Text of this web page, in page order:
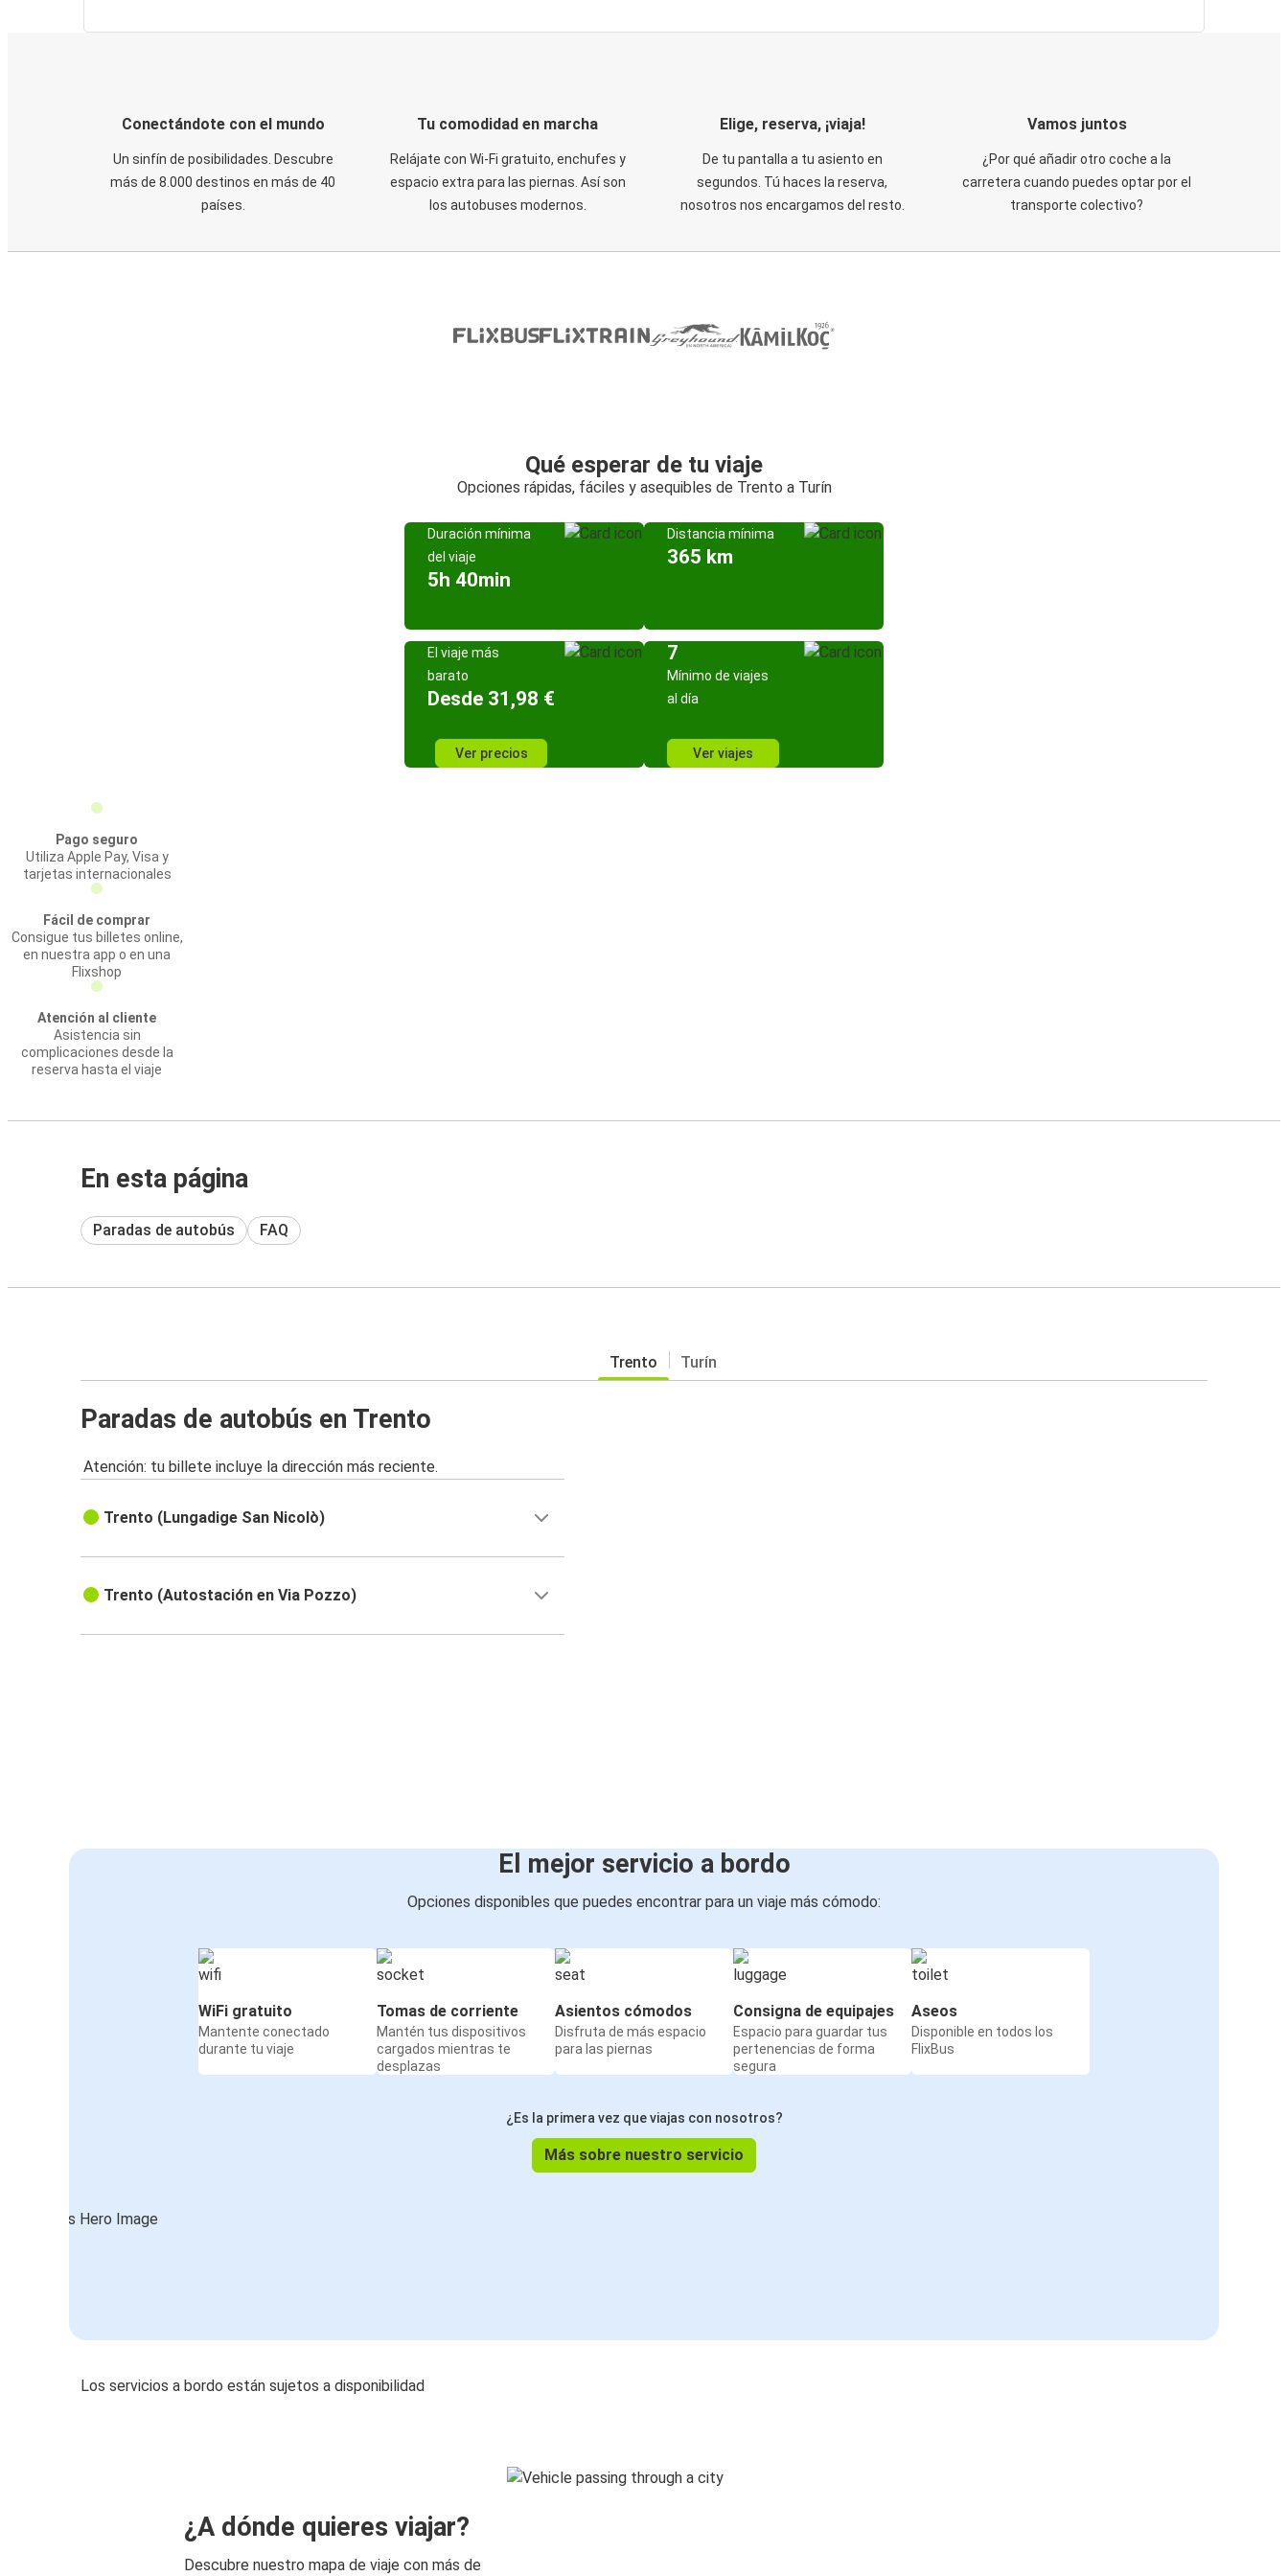
Conectándote con el mundo
Un sinfín de posibilidades. Descubre
más de 8.000 destinos en más de 40
países.
Tu comodidad en marcha
Relájate con Wi-Fi gratuito, enchufes y
espacio extra para las piernas. Así son
los autobuses modernos.
Elige, reserva, ¡viaja!
De tu pantalla a tu asiento en
segundos. Tú haces la reserva,
nosotros nos encargamos del resto.
Vamos juntos
¿Por qué añadir otro coche a la
carretera cuando puedes optar por el
transporte colectivo?
Qué esperar de tu viaje
Opciones rápidas, fáciles y asequibles de Trento a Turín
Duración mínima
del viaje
5h 40min
Distancia mínima
365 km
El viaje más
barato
Desde 31,98 €
Ver precios
7
Mínimo de viajes
al día
Ver viajes
Pago seguro
Utiliza Apple Pay, Visa y
tarjetas internacionales
Fácil de comprar
Consigue tus billetes online,
en nuestra app o en una
Flixshop
Atención al cliente
Asistencia sin
complicaciones desde la
reserva hasta el viaje
En esta página
Paradas de autobús FAQ
Trento Turín
Paradas de autobús en Trento
Atención: tu billete incluye la dirección más reciente.
Trento (Lungadige San Nicolò)
Trento (Autostación en Via Pozzo)
El mejor servicio a bordo
Opciones disponibles que puedes encontrar para un viaje más cómodo:
WiFi gratuito
Mantente conectado
durante tu viaje
Tomas de corriente
Mantén tus dispositivos
cargados mientras te
desplazas
Asientos cómodos
Disfruta de más espacio
para las piernas
Consigna de equipajes
Espacio para guardar tus
pertenencias de forma
segura
Aseos
Disponible en todos los
FlixBus
¿Es la primera vez que viajas con nosotros?
Más sobre nuestro servicio
Los servicios a bordo están sujetos a disponibilidad
¿A dónde quieres viajar?
Descubre nuestro mapa de viaje con más de